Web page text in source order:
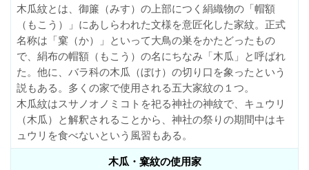
木瓜紋とは、御簾（みす）の上部につく絹織物の「帽額
（もこう）」にあしらわれた文様を意匠化した家紋。正式
名称は「窠（か）」といって大鳥の巣をかたどったもの
で、絹布の帽額（もこう）の名にちなみ「木瓜」と呼ばれ
た。他に、バラ科の木瓜（ぼけ）の切り口を象ったという
説もある。多くの家で使用される五大家紋の１つ。
木瓜紋はスサノオノミコトを祀る神社の神紋で、キュウリ
（木瓜）と解釈されることから、神社の祭りの期間中はキ
ュウリを食べないという風習もある。
木瓜・窠紋の使用家